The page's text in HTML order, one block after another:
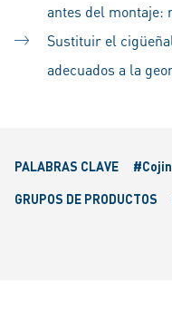
antes del montaje:
Sustituir el
adecuados a la
PALABRAS CLAVE
GRUPOS DE PRODUCTOS